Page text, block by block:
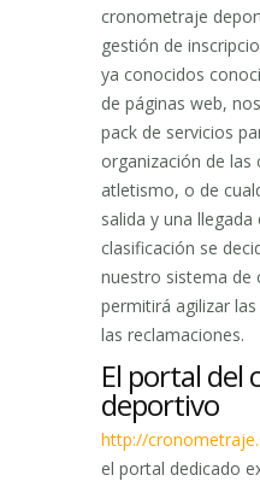
cronometraje
gestión de
ya conocidos
de páginas web,
pack de servicios
organización de las
atletismo, o de
salida y una llegada
clasificación se
nuestro sistema de
permitirá agilizar
las reclamaciones.
El portal del
deportivo
http://
el portal dedicado